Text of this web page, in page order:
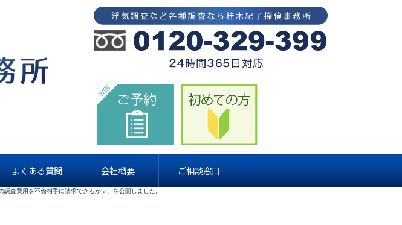
よくある質問 会社概要 ご相談窓口
調査費用を不倫相手に請求できるか？」を公開しました。